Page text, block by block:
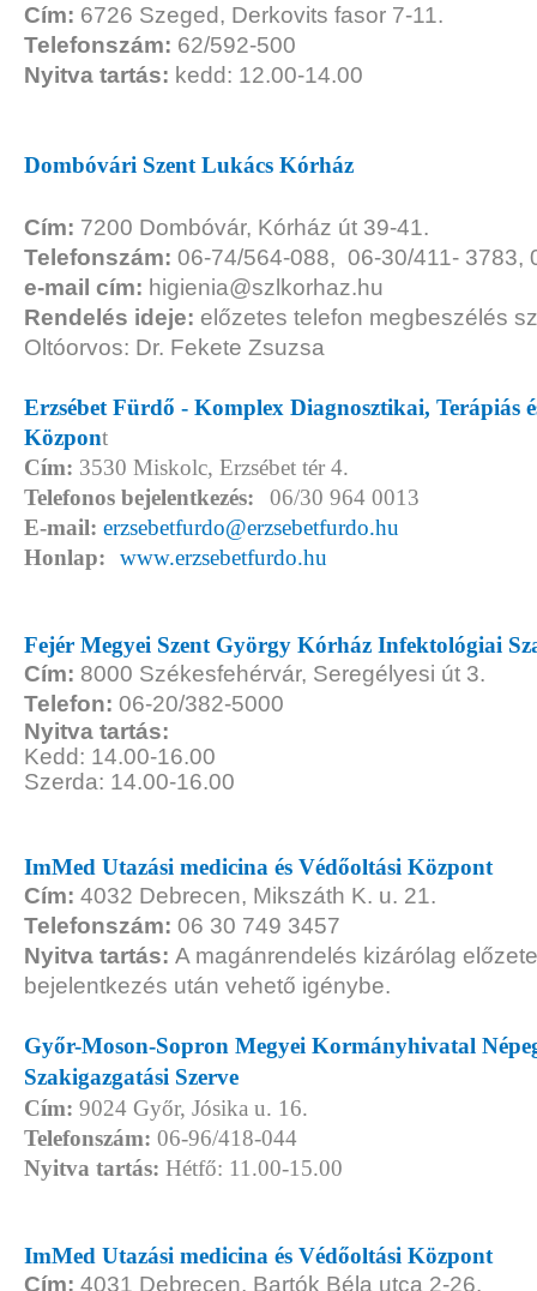
Cím: 6726 Szeged, Derkovits fasor 7-11.
Telefonszám: 62/592-500
Nyitva tartás: kedd: 12.00-14.00
Dombóvári Szent Lukács Kórház
Cím: 7200 Dombóvár, Kórház út 39-41.
Telefonszám: 06-74/564-088, 06-30/411- 3783,
e-mail cím: higienia@szlkorhaz.hu
Rendelés ideje: előzetes telefon megbeszélés
Oltóorvos: Dr. Fekete Zsuzsa
Erzsébet Fürdő - Komplex Diagnosztikai, Terápiás
Központ
Cím: 3530 Miskolc, Erzsébet tér 4.
Telefonos bejelentkezés:
06/30 964 0013
E-mail: erzsebetfurdo@erzsebetfurdo.hu
Honlap:
www.erzsebetfurdo.hu
Fejér Megyei Szent György Kórház Infektológiai
Cím: 8000 Székesfehérvár, Seregélyesi út 3.
Telefon: 06-20/382-5000
Nyitva tartás:
Kedd: 14.00-16.00
Szerda: 14.00-16.00
ImMed Utazási medicina és Védőoltási Központ
Cím: 4032 Debrecen, Mikszáth K. u. 21.
Telefonszám: 06 30 749 3457
Nyitva tartás: A magánrendelés kizárólag
bejelentkezés után vehető igénybe.
Győr-Moson-Sopron Megyei Kormányhivatal
Szakigazgatási Szerve
Cím: 9024 Győr, Jósika u. 16.
Telefonszám: 06-96/418-044
Nyitva tartás: Hétfő: 11.00-15.00
ImMed Utazási medicina és Védőoltási Központ
Cím: 4031 Debrecen, Bartók Béla utca 2-26.